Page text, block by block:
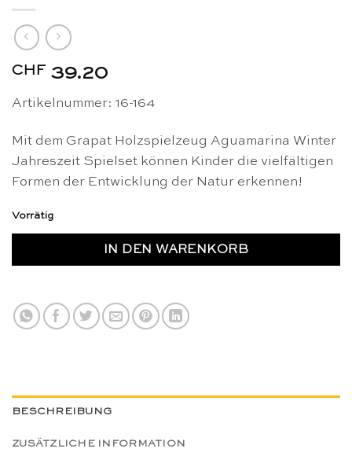
CHF 39.20
Artikelnummer: 16-164
Mit dem Grapat Holzspielzeug Aguamarina Winter
Jahreszeit Spielset können Kinder die vielfältigen
Formen der Entwicklung der Natur erkennen!
Vorrätig
IN DEN WARENKORB
BESCHREIBUNG
ZUSÄTZLICHE INFORMATION